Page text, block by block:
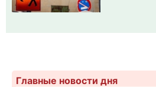
Главные новости дня